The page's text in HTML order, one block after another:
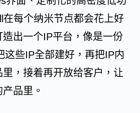
在每个纳米节点都会花上好
出一个IP平台，像是一份
这些IP全部建好，再把IP内
，接着再开放给客户，让
品里。